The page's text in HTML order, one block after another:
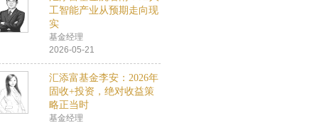
工智能产业从预期走向现
实
基金经理
2026-05-21
汇添富基金李安：2026年
固收+投资，绝对收益策
略正当时
基金经理